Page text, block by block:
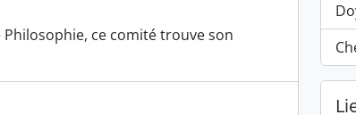
Philosophie, ce comité trouve son
, 4
, 1